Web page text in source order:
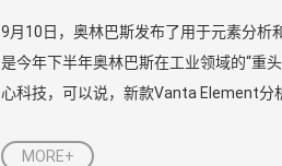
9月10日，奥林巴斯发布了用于元素分
是今年下半年奥林巴斯在工业领域的“重
心科技，可以说，新款Vanta Element分析
MORE+